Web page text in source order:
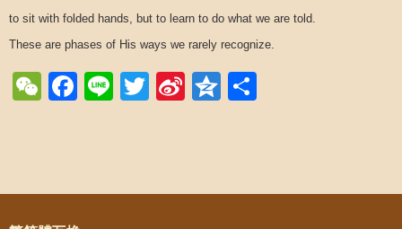
to sit with folded hands, but to learn to do what we are told.
These are phases of His ways we rarely recognize.
WeChat
Facebook
LineTwitter
SinaQzone
Post navigation